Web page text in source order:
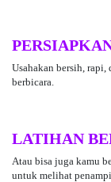
Usahakan bersih, rapi,
berbicara.
LATIHAN
Atau bisa juga kamu
untuk melihat